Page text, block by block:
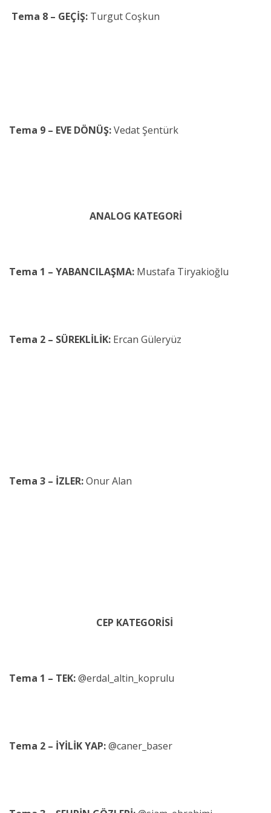
Tema 8 – GEÇİŞ: Turgut Coşkun
Tema 9 – EVE DÖNÜŞ:Vedat Şentürk
ANALOG KATEGORİ
Tema 1 – YABANCILAŞMA: Mustafa Tiryakioğlu
Tema 2 – SÜREKLİLİK: Ercan Güleryüz
Tema 3 – İZLER:Onur Alan
CEP KATEGORİSİ
Tema 1 – TEK:@erdal_altin_koprulu
Tema 2 – İYİLİK YAP:@caner_baser